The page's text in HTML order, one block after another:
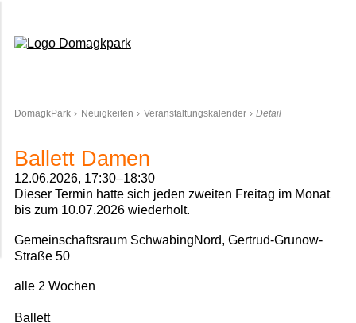
DomagkPark Neuigkeiten Veranstaltungskalender Detail
Ballett Damen
12.06.2026, 17:30–18:30
Dieser Termin hatte sich jeden zweiten Freitag im Monat
bis zum 10.07.2026 wiederholt.
Gemeinschaftsraum SchwabingNord, Gertrud-Grunow-
Straße 50
alle 2 Wochen
Ballett